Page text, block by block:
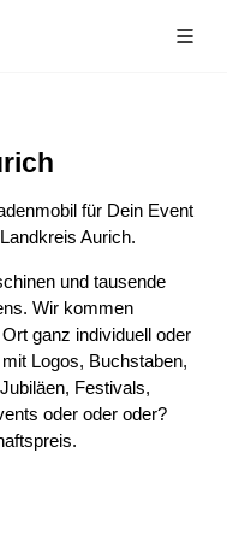
für Dein Event
Aurich.
und tausende
Wir kommen
ganz individuell oder
Logos, Buchstaben,
Festivals,
oder oder oder?